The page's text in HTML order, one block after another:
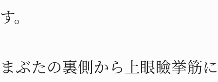
す。
まぶたの裏側から上眼瞼挙筋